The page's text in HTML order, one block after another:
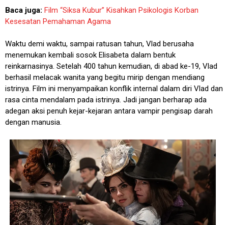
Baca juga: Film “Siksa Kubur” Kisahkan Psikologis Korban
Kesesatan Pemahaman Agama
Waktu demi waktu, sampai ratusan tahun, Vlad berusaha
menemukan kembali sosok Elisabeta dalam bentuk
reinkarnasinya. Setelah 400 tahun kemudian, di abad ke-19, Vlad
berhasil melacak wanita yang begitu mirip dengan mendiang
istrinya. Film ini menyampaikan konflik internal dalam diri Vlad dan
rasa cinta mendalam pada istrinya. Jadi jangan berharap ada
adegan aksi penuh kejar-kejaran antara vampir pengisap darah
dengan manusia.